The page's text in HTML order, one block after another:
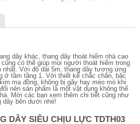
dây khác, thang dây thoát hiểm nhà cao
có thể giúp mọi người thoát hiểm trong
nhất. Với độ dài 5m, thang dây tương ứng
ở tầm tầng 1. Với thiết kế chắc chắn, bậc
mạ đồng, không bị gãy hay méo mó khi
nên sản phẩm là một vật dụng không thể
Mời các bạn xem thêm chi tiết cũng như
dây bên dưới nhé!
DÂY SIÊU CHỊU LỰC TDTH03